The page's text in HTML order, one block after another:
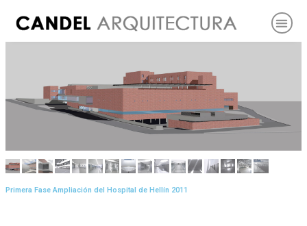
Primera Fase Ampliación del Hospital de Hellín 2011